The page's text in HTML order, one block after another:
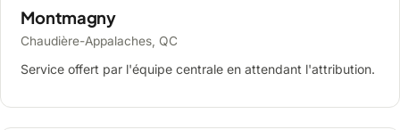
Montmagny
Chaudière-Appalaches, QC
Service offert par l'équipe centrale en attendant l'attribution.